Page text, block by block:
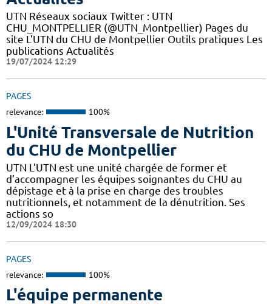
UTN Réseaux sociaux Twitter : UTN
CHU_MONTPELLIER (@UTN_Montpellier) Pages du
site L'UTN du CHU de Montpellier Outils pratiques Les
publications Actualités
19/07/2024 12:29
PAGES
relevance: 100%
L'Unité Transversale de Nutrition
du CHU de Montpellier
UTN L’UTN est une unité chargée de former et
d’accompagner les équipes soignantes du CHU au
dépistage et à la prise en charge des troubles
nutritionnels, et notamment de la dénutrition. Ses
actions so
12/09/2024 18:30
PAGES
relevance: 100%
L'équipe permanente